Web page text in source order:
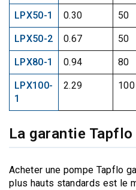
LPX50-1 0.30 50
LPX50-2 0.67 50
LPX80-1 0.94 80
LPX100-
1
2.29 100
La garantie Tapflo
Acheter une pompe Tapflo
plus hauts standards est le